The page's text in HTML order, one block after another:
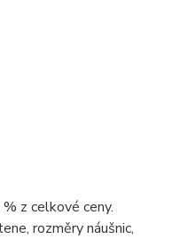
z celkové ceny.
rozměry náušnic,